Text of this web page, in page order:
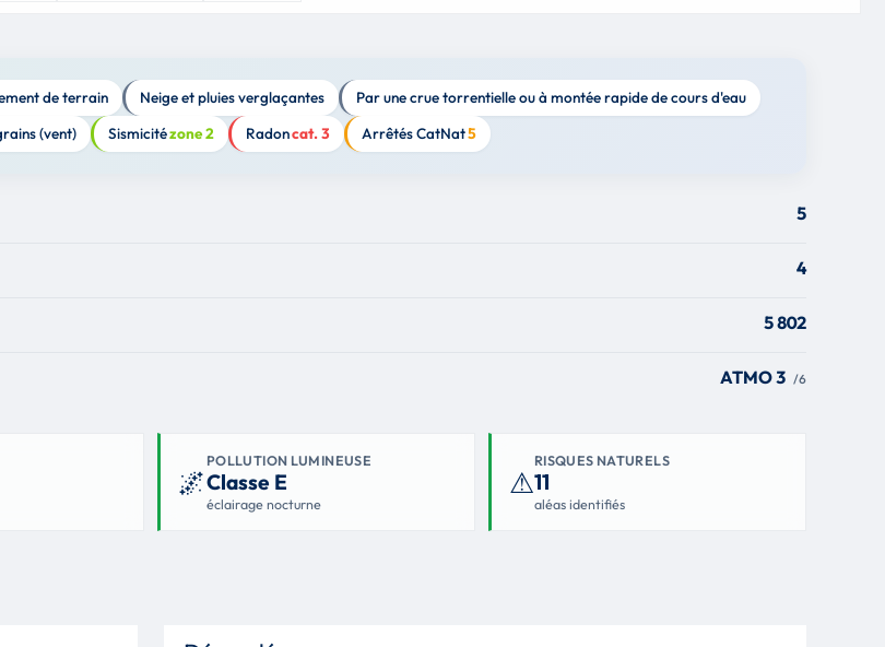
de terrain Neige et pluies verglaçantes
Par une crue torrentielle ou à montée rapide de cours d'eau
(vent) Sismicitézone 2 Radoncat. 3 Arrêtés CatNat5
5
4
5 802
ATMO 3 /6
🌌
POLLUTION LUMINEUSE
Classe E
éclairage nocturne
⚠
RISQUES NATURELS
11
aléas identifiés